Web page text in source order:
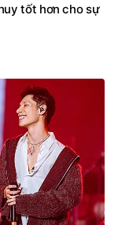
tốt hơn cho sự